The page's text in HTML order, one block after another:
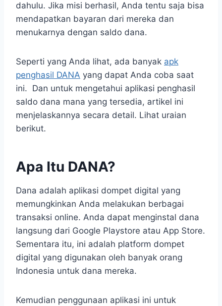
dahulu. Jika misi berhasil, Anda tentu saja bisa
mendapatkan bayaran dari mereka dan
menukarnya dengan saldo dana.
Seperti yang Anda lihat, ada banyak apk
penghasil DANA yang dapat Anda coba saat
ini. Dan untuk mengetahui aplikasi penghasil
saldo dana mana yang tersedia, artikel ini
menjelaskannya secara detail. Lihat uraian
berikut.
Apa Itu DANA?
Dana adalah aplikasi dompet digital yang
memungkinkan Anda melakukan berbagai
transaksi online. Anda dapat menginstal dana
langsung dari Google Playstore atau App Store.
Sementara itu, ini adalah platform dompet
digital yang digunakan oleh banyak orang
Indonesia untuk dana mereka.
Kemudian penggunaan aplikasi ini untuk